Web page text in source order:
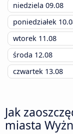
niedziela 09.08
poniedziałek
wtorek 11.08
środa 12.08
czwartek 13.08
Jak
miasta